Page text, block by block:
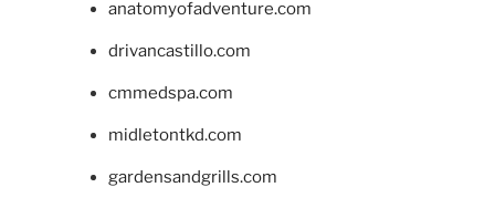
anatomyofadventure.com
drivancastillo.com
cmmedspa.com
midletontkd.com
gardensandgrills.com